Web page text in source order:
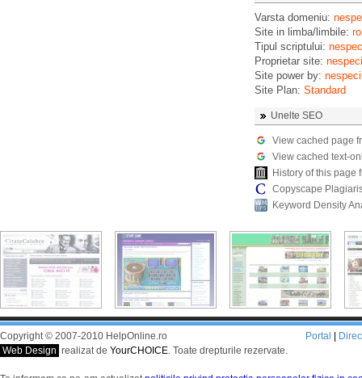
Varsta domeniu:
Site in limba/limbile: ro
Tipul scriptului:
Proprietar site:
Site power by:
Site Plan: Standard
Unelte SEO
View cached page
View cached text-
History of this page
Copyscape
Keyword Density
Copyright © 2007-2010 HelpOnline.ro
Web Design realizat de YourCHOICE. Toate drepturile rezervate.
Portal